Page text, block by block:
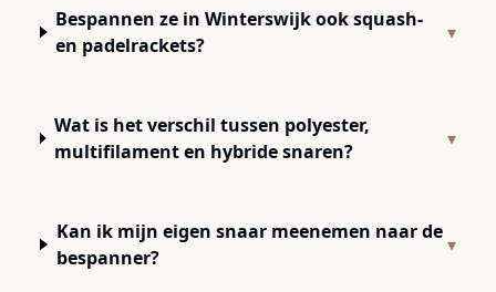
Bespannen ze in Winterswijk ook squash-
en padelrackets?
▾
Wat is het verschil tussen polyester,
multifilament en hybride snaren?
▾
Kan ik mijn eigen snaar meenemen naar de
bespanner?
▾